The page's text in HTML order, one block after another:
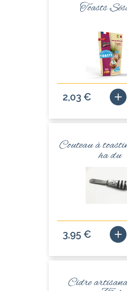
Toasts
2,03 €
Couteau à
ha du
3,95 €
Cidre